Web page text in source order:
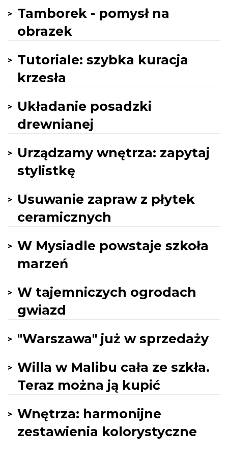
Tamborek - pomysł na
obrazek
Tutoriale: szybka kuracja
krzesła
Układanie posadzki
drewnianej
Urządzamy wnętrza: zapytaj
stylistkę
Usuwanie zapraw z płytek
ceramicznych
W Mysiadle powstaje szkoła
marzeń
W tajemniczych ogrodach
gwiazd
"Warszawa" już w sprzedaży
Willa w Malibu cała ze szkła.
Teraz można ją kupić
Wnętrza: harmonijne
zestawienia kolorystyczne